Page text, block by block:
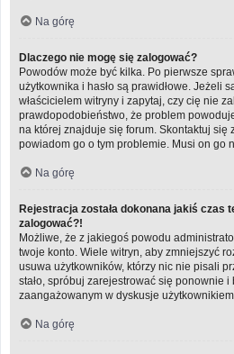
Na górę
Dlaczego nie mogę się zalogować?
Powodów może być kilka. Po pierwsze
użytkownika i hasło są prawidłowe. Jeżeli
właścicielem witryny i zapytaj, czy cię nie
prawdopodobieństwo, że problem
na której znajduje się forum. Skontaktuj się
powiadom go o tym problemie. Musi on go
Na górę
Rejestracja została dokonana jakiś czas
zalogować?!
Możliwe, że z jakiegoś powodu
twoje konto. Wiele witryn, aby zmniejszyć
usuwa użytkowników, którzy nic nie pisali
stało, spróbuj zarejestrować się ponownie
zaangażowanym w dyskusje użytkownikiem.
Na górę